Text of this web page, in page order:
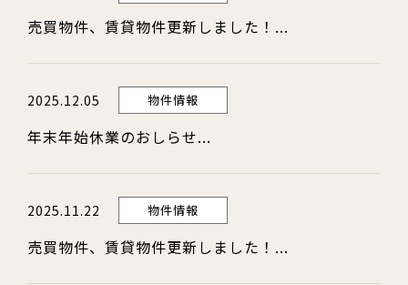
売買物件、賃貸物件更新しました！...
2025.12.05 物件情報
年末年始休業のおしらせ...
2025.11.22 物件情報
売買物件、賃貸物件更新しました！...